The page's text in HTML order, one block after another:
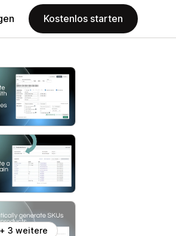
Kostenlos starten
+ 3 weitere